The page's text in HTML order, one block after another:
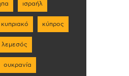
ισραήλ
κυπριακό κύπρος
λεμεσός
ουκρανία